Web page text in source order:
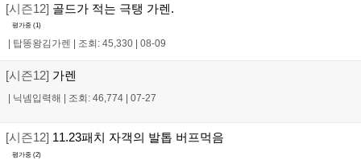
[시즌12] 골드가 적는 극탱 가렌.
평가중 (1)
탑똥왕김가렌 조회: 45,330 08-09
[시즌12] 가렌
닉넴입력해 조회: 46,774 07-27
[시즌12] 11.23패치 자객의 발톱 버프먹음
평가중 (2)